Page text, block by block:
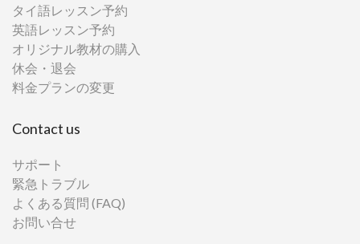
タイ語レッスン予約
英語レッスン予約
オリジナル教材の購入
休会・退会
料金プランの変更
Contact us
サポート
緊急トラブル
よくある質問 (FAQ)
お問い合せ